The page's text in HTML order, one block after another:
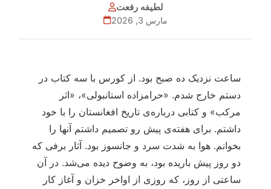
لطیفه رفعت
مارس 3, 2026
ساعت نزدیک ده صبح بود. از کورس با سه کتاب در
دستم خارج شدم. «حرامزاده استانبولی»، «اثر
مرکب» و کتابی درباره‌ی تاریخ افغانستان را با خود
داشتم. برای هفته‌ی پیش رو تصمیم داشتم آنها را
بخوانم. هوا به شدت سرد و جانسوز بود. آثار برفی که
دو روز پیش باریده بود، به وضوح دیده می‌شد. در آن
ساعتی از روز، که روزی از اواخر خزان و آغاز کار